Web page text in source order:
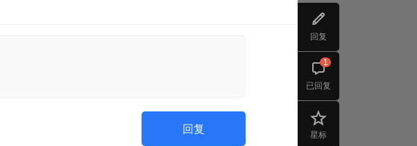
回复
已回复
1
星标
回复